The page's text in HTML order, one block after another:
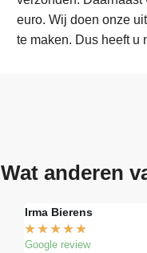
euro. Wij doen onze
te maken. Dus heeft u
Wat anderen
Irma Bierens
★ ★ ★ ★ ★
Google review